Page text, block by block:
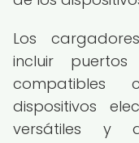
Los
incluir
dispositivos
versátiles y